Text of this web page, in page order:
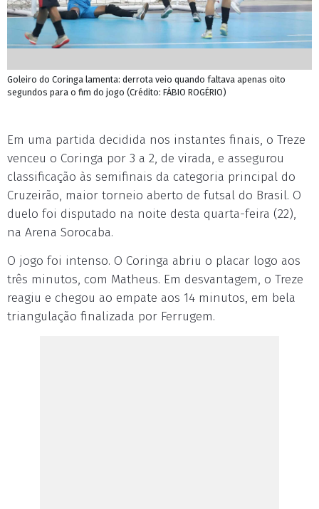
Goleiro do Coringa lamenta: derrota veio quando faltava apenas oito
segundos para o fim do jogo (Crédito: FÁBIO ROGÉRIO)
Em uma partida decidida nos instantes finais, o Treze
venceu o Coringa por 3 a 2, de virada, e assegurou
classificação às semifinais da categoria principal do
Cruzeirão, maior torneio aberto de futsal do Brasil. O
duelo foi disputado na noite desta quarta-feira (22),
na Arena Sorocaba.
O jogo foi intenso. O Coringa abriu o placar logo aos
três minutos, com Matheus. Em desvantagem, o Treze
reagiu e chegou ao empate aos 14 minutos, em bela
triangulação finalizada por Ferrugem.